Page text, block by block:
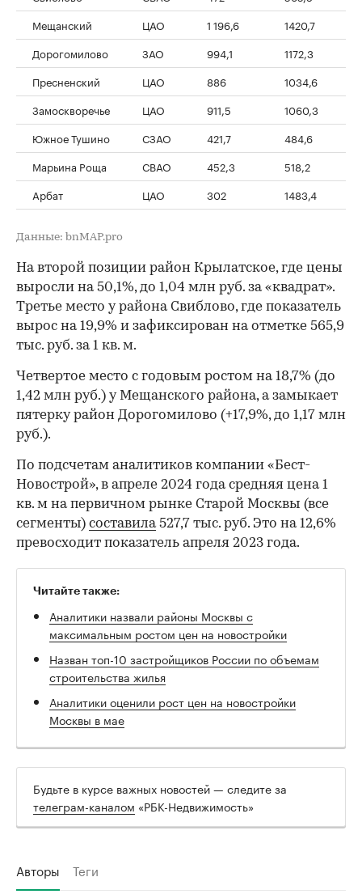
Мещанский
ЦАО 1 196,6
1420,7
Дорогомилово
ЗАО 994,1
1172,3
Пресненский
ЦАО 886
1034,6
Замоскворечье
ЦАО 911,5
1060,3
Южное Тушино
СЗАО 421,7
484,6
Марьина Роща
СВАО 452,3
518,2
Арбат
ЦАО 302 1483,4
Данные: bnMAP.pro
На второй позиции район Крылатское, где цены
выросли на 50,1%, до 1,04 млн руб. за «квадрат».
Третье место у района Свиблово, где показатель
вырос на 19,9% и зафиксирован на отметке 565,9
тыс. руб. за 1 кв. м.
Четвертое место с годовым ростом на 18,7% (до
1,42 млн руб.) у Мещанского района, а замыкает
пятерку район Дорогомилово (+17,9%, до 1,17 млн
руб.).
По подсчетам аналитиков компании «Бест-
Новострой», в апреле 2024 года средняя цена 1
кв. м на первичном рынке Старой Москвы (все
сегменты) составила527,7 тыс. руб. Это на 12,6%
превосходит показатель апреля 2023 года.
Читайте также:
Аналитики назвали районы Москвы с
максимальным ростом цен на новостройки
Назван топ-10 застройщиков России по объемам
строительства жилья
Аналитики оценили рост цен на новостройки
Москвы в мае
Будьте в курсе важных новостей — следите за
телеграм-каналом «РБК-Недвижимость»
Авторы Теги